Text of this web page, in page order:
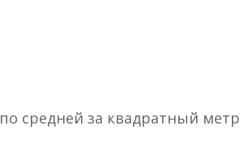
по средней за квадратный метр